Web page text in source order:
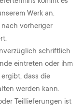
Werk an.
vorheriger
schriftlich
eintreten oder ihm
dass die
werden kann.
Teillieferungen ist